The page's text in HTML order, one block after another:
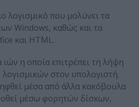
λογισμικό που μολύνει τα
Windows, καθώς και τα
και HTML.
ιών η οποία επιτρέπει τη λήψη
στον υπολογιστή.
μέσα από άλλα κακόβουλα
μέσω φορητών δίσκων,